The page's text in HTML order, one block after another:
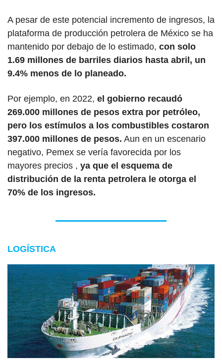
A pesar de este potencial incremento de ingresos, la
plataforma de producción petrolera de México se ha
mantenido por debajo de lo estimado, con solo
1.69 millones de barriles diarios hasta abril, un
9.4% menos de lo planeado.
Por ejemplo, en 2022, el gobierno recaudó
269.000 millones de pesos extra por petróleo,
pero los estímulos a los combustibles costaron
397.000 millones de pesos. Aun en un escenario
negativo, Pemex se vería favorecida por los
mayores precios , ya que el esquema de
distribución de la renta petrolera le otorga el
70% de los ingresos.
LOGÍSTICA